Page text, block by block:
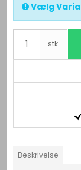
Vælg
stk.
Beskrivelse